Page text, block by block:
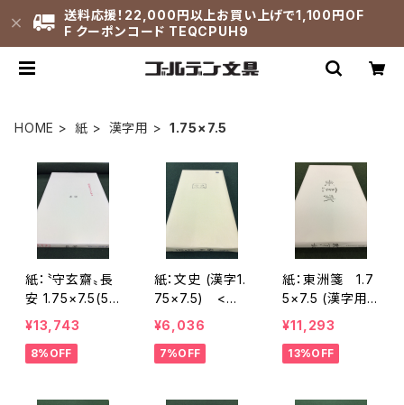
送料応援！22,000円以上お買い上げで1,100円OF
F クーポンコード TEQCPUH9
HOME 紙 漢字用 1.75×7.5
紙：〝守玄齋〟長
安 1.75×7.5(53
×227㎝) (漢字
向き) <商品番
号1560>
¥13,743
8%OFF
紙：文史 (漢字1.
75×7.5) <商
品番号1650>
¥6,036
7%OFF
紙：東洲箋 1.7
5×7.5 (漢字用)
<商品番号16
87>
¥11,293
13%OFF